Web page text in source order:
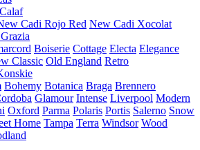
Cadi Rojo Red New Cadi Xocolat
Boiserie Cottage Electa Elegance
Classic Old England Retro
Bohemy Botanica Braga Brennero
Glamour Intense Liverpool Modern
Oxford Parma Polaris Portis Salerno Snow
Home Tampa Terra Windsor Wood